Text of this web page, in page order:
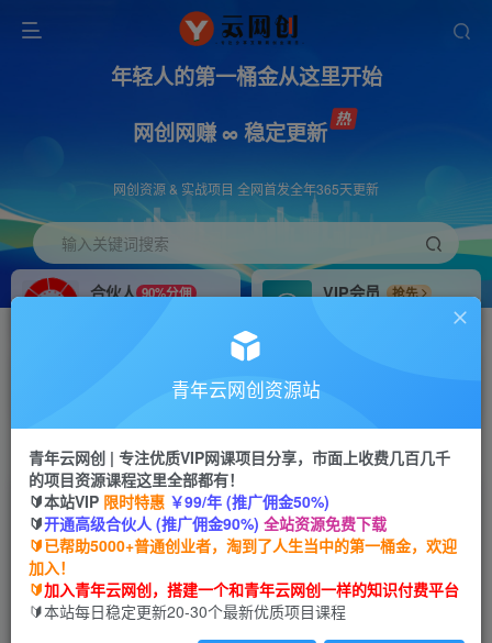
年轻人的第一桶金从这里开始
网创网赚 ∞ 稳定更新
网创资源 & 实战项目 全网首发全年365天更新
输入关键词搜索
合伙人 90%分佣
VIP会员
抢先
搭建同款网站，自己当老板
首页 创业课程 会员免费 正文
暴力男粉3.0：高利润的项目（详细教程+素材）
【揭秘】
青年云网创
2年前发布
关注 私信
青年云网创资源站
青年云网创 | 专注优质VIP网课项目分享，市面上收费几百几千
的项目资源课程这里全部都有！
🔰本站VIP 限时特惠 ￥99/年 (推广佣金50%)
🔰开通高级合伙人 (推广佣金90%) 全站资源免费下载
🔰已帮助5000+普通创业者，淘到了人生当中的第一桶金，欢迎
加入！
🔰加入青年云网创，搭建一个和青年云网创一样的知识付费平台
🔰本站每日稳定更新20-30个最新优质项目课程